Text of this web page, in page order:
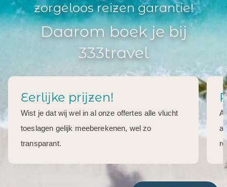
zorgeloos reizen garantie!
Daarom boek je bij
333travel
Eerlijke prijzen!
Wist je dat wij wel in al onze offertes alle vlucht
toeslagen gelijk meeberekenen, wel zo
transparant.